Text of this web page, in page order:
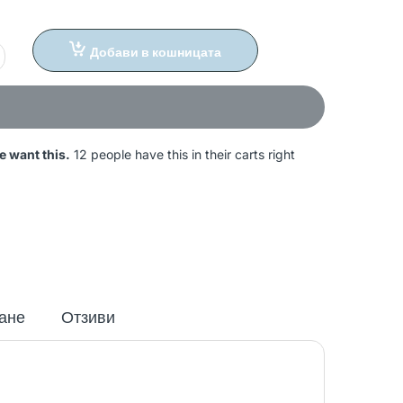
Добави в кошницата
want this. 12 people have this in their carts right
Отзиви